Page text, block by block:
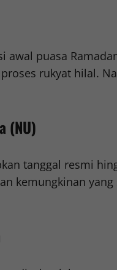
awal puasa
rukyat hilal.
(NU)
tanggal resmi
kemungkinan yang